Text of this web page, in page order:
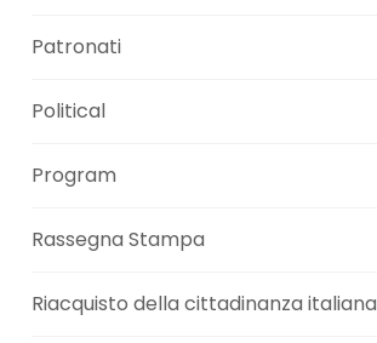
Patronati
Political
Program
Rassegna Stampa
Riacquisto della cittadinanza italiana